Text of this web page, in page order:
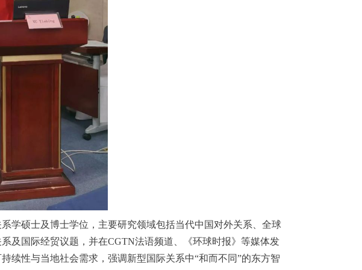
学硕士及博士学位，主要研究领域包括当代中国对外关系、全球
及国际经贸议题，并在CGTN法语频道、《环球时报》等媒体发
续性与当地社会需求，强调新型国际关系中“和而不同”的东方智